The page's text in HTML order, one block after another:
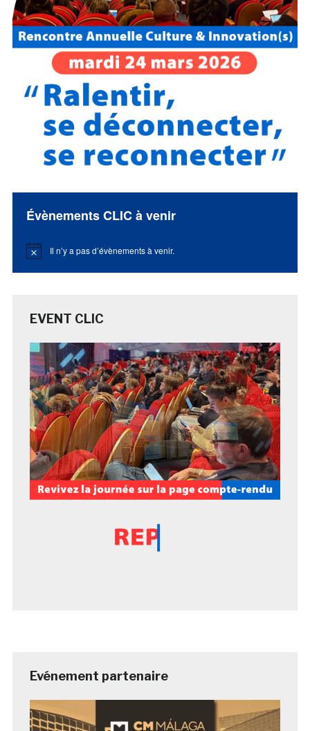
Évènements CLIC à venir
Notice Il n’y a pas d’évènements à venir.
EVENT CLIC
Evénement partenaire